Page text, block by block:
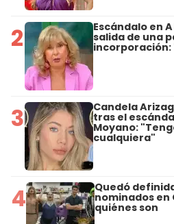
2 Escándalo en
salida de una
incorporación:
3 Candela
tras el
Moyano:
cualquiera"
4 Quedó
nominados en
quiénes son